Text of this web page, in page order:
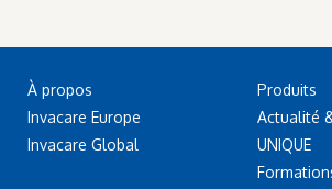
À propos
Invacare Europe
Invacare Global
Produits
Actualité
UNIQUE